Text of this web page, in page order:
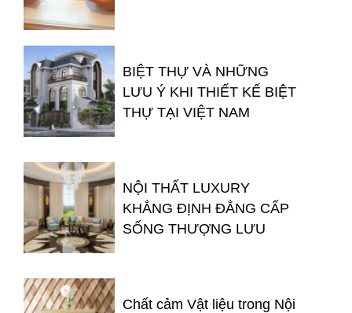
BIỆT THỰ VÀ NHỮNG
LƯU Ý KHI THIẾT KẾ BIỆT
THỰ TẠI VIỆT NAM
NỘI THẤT LUXURY
KHẲNG ĐỊNH ĐẲNG CẤP
SỐNG THƯỢNG LƯU
Chất cảm Vật liệu trong Nội